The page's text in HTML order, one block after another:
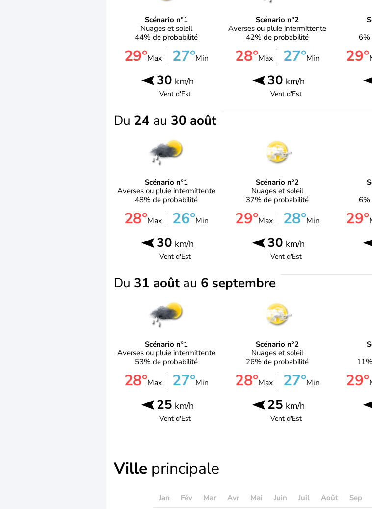
Scénario n°1
Nuages et soleil
44% de probabilité
29°Max 27°Min
30 km/h
Vent d'Est
Scénario n°2
Averses ou pluie intermittente
42% de probabilité
28°Max 27°Min
30 km/h
Vent d'Est
6%
29°
Du 24 au 30 août
Scénario n°1
Averses ou pluie intermittente
48% de probabilité
28°Max 26°Min
30 km/h
Vent d'Est
Scénario n°2
Nuages et soleil
37% de probabilité
29°Max 28°Min
30 km/h
Vent d'Est
6%
29°
Du 31 août au 6 septembre
Scénario n°1
Averses ou pluie intermittente
53% de probabilité
28°Max 27°Min
25 km/h
Vent d'Est
Scénario n°2
Nuages et soleil
26% de probabilité
28°Max 27°Min
25 km/h
Vent d'Est
29°
Ville principale
Jan Fév Mar Avr Mai Juin Juil Août Sep